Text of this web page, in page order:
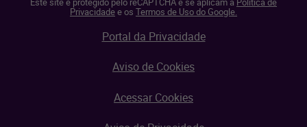
Privacidadee os Termos de Uso do Google.
Portal da Privacidade
Aviso de Cookies
Acessar Cookies